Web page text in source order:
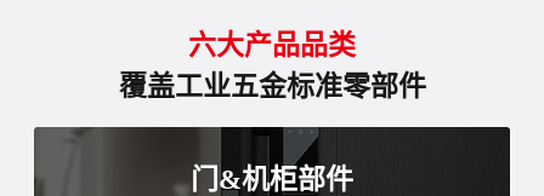
六大产品品类
覆盖工业五金标准零部件
门&机柜部件